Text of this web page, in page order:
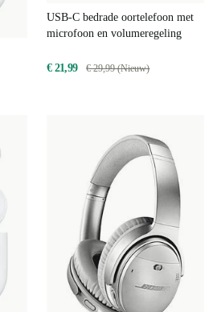
USB-C bedrade oortelefoon met
microfoon en volumeregeling
€ 21,99 € 29,99 (Nieuw)